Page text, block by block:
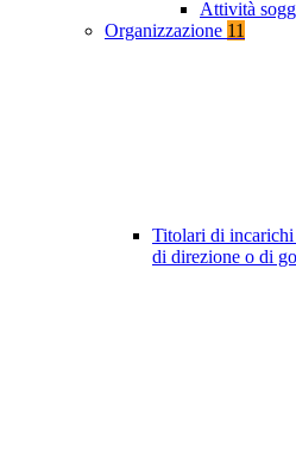
Attività
Organizzazione 11
Titolari di
di direzione o di